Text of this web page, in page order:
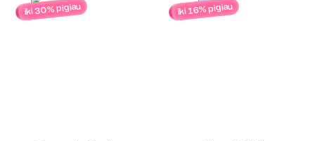
iki 30% pigiau iki 16% pigiau